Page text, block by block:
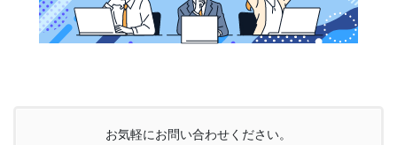
お気軽にお問い合わせください。